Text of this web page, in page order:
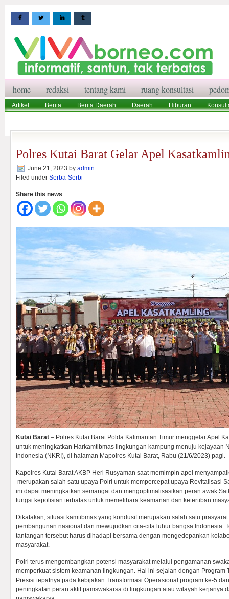
home redaksi tentang kami ruang konsultasi
Artikel Berita Berita Daerah Daerah Hiburan
Polres Kutai Barat Gelar Apel
June 21, 2023 by admin
Filed under Serba-Serbi
Share this news
Kutai Barat – Polres Kutai Barat Polda Kalimantan Timur menggelar Apel
untuk meningkatkan Harkamtibmas lingkungan kampung menuju kejayaan
Indonesia (NKRI), di halaman Mapolres Kutai Barat, Rabu (21/6/2023) pagi.
Kapolres Kutai Barat AKBP Heri Rusyaman saat memimpin apel
merupakan salah satu upaya Polri untuk mempercepat upaya Revitalisasi
ini dapat meningkatkan semangat dan mengoptimalisasikan peran awak
fungsi kepolisian terbatas untuk memelihara keamanan dan ketertiban
Dikatakan, situasi kamtibmas yang kondusif merupakan salah satu
pembangunan nasional dan mewujudkan cita-cita luhur bangsa Indonesia.
tantangan tersebut harus dihadapi bersama dengan mengedepankan
masyarakat.
Polri terus mengembangkan potensi masyarakat melalui pengamanan
memperkuat sistem keamanan lingkungan. Hal ini sejalan dengan Program
Presisi tepatnya pada kebijakan Transformasi Operasional program ke-5
peningkatan peran aktif pamswakarsa di lingkungan atau wilayah kerjanya